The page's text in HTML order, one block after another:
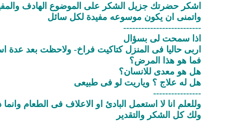
اشكر حضرتك جزيل الشكر على الموضوع الهادف
واتمنى ان يكون موسوعه مفيدة لكل سائل
--------------------------
اذا سمحت لى بسؤال
اربى حاليا فى المنزل كتاكيت فراخ- ولاحظت بعد
فما هو هذا المرض؟
هل هو معدى للانسان؟
هل له علاج ؟ وياريت لو فى طبيعى
----------------
وللعلم انا لا استعمل البادئ او الاعلاف فى الطعام
ولك كل الشكر والتقدير